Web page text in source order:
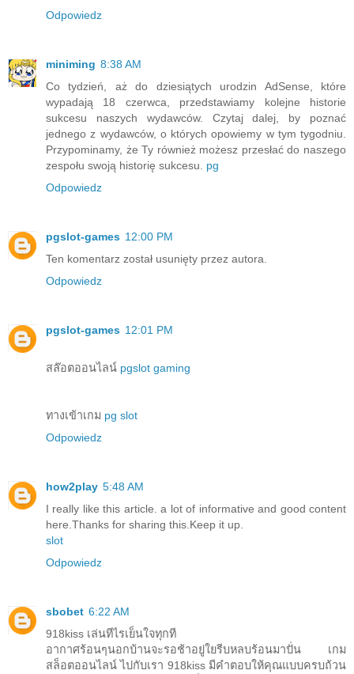
Odpowiedz
miniming 8:38 AM
Co tydzień, aż do dziesiątych urodzin AdSense, które
wypadają 18 czerwca, przedstawiamy kolejne historie
sukcesu naszych wydawców. Czytaj dalej, by poznać
jednego z wydawców, o których opowiemy w tym tygodniu.
Przypominamy, że Ty również możesz przesłać do naszego
zespołu swoją historię sukcesu. pg
Odpowiedz
pgslot-games 12:00 PM
Ten komentarz został usunięty przez autora.
Odpowiedz
pgslot-games 12:01 PM
สล๊อตออนไลน์ pgslot gaming
ทางเข้าเกม pg slot
Odpowiedz
how2play 5:48 AM
I really like this article. a lot of informative and good content
here.Thanks for sharing this.Keep it up.
slot
Odpowiedz
sbobet 6:22 AM
918kiss เล่นทีไรเย็นใจทุกที
อากาศร้อนๆนอกบ้านจะรอช้าอยู่ใยรีบหลบร้อนมาปั่น เกม
สล็อตออนไลน์ ไปกับเรา 918kiss มีคำตอบให้คุณแบบครบถ้วน